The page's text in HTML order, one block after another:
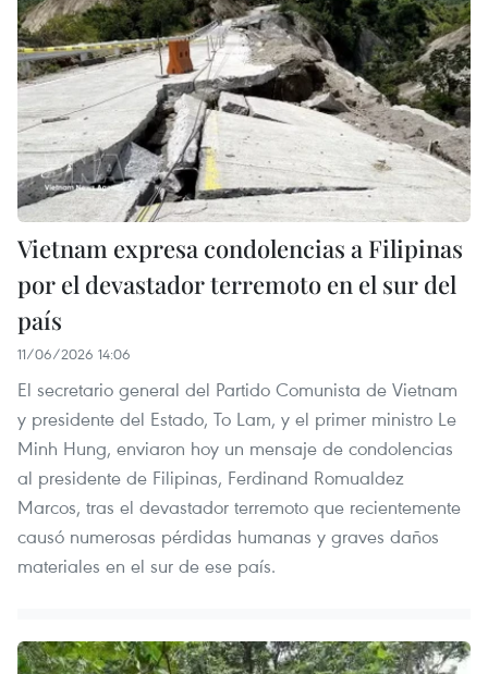
Vietnam expresa condolencias a Filipinas
por el devastador terremoto en el sur del
país
11/06/2026 14:06
El secretario general del Partido Comunista de Vietnam
y presidente del Estado, To Lam, y el primer ministro Le
Minh Hung, enviaron hoy un mensaje de condolencias
al presidente de Filipinas, Ferdinand Romualdez
Marcos, tras el devastador terremoto que recientemente
causó numerosas pérdidas humanas y graves daños
materiales en el sur de ese país.